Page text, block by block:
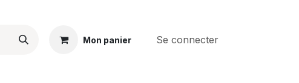
Mon panier Se connecter